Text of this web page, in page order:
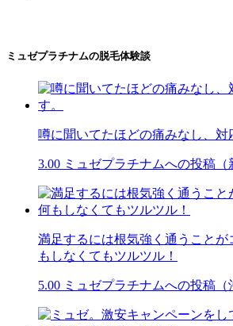
ミュゼプラチナムの脱毛体験談
噂に聞いてたほどの痛みなし、対
3.00 ミュゼプラチナムへの投稿（
満足するには根気強く通うことが
もしなくてもツルツル！
5.00 ミュゼプラチナムへの投稿（